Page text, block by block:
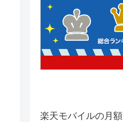
楽天モバイルの月額